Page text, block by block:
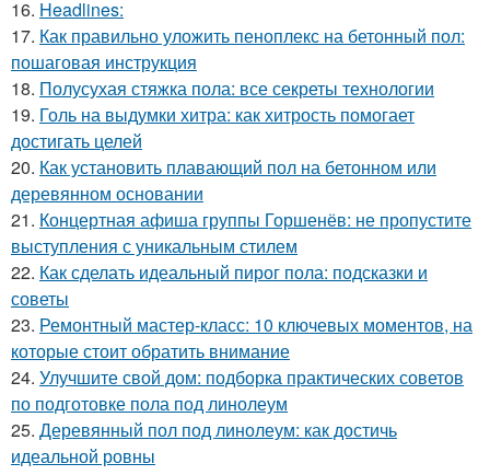
16. Headlines:
17. Как правильно уложить пеноплекс на бетонный пол:
пошаговая инструкция
18. Полусухая стяжка пола: все секреты технологии
19. Голь на выдумки хитра: как хитрость помогает
достигать целей
20. Как установить плавающий пол на бетонном или
деревянном основании
21. Концертная афиша группы Горшенёв: не пропустите
выступления с уникальным стилем
22. Как сделать идеальный пирог пола: подсказки и
советы
23. Ремонтный мастер-класс: 10 ключевых моментов, на
которые стоит обратить внимание
24. Улучшите свой дом: подборка практических советов
по подготовке пола под линолеум
25. Деревянный пол под линолеум: как достичь
идеальной ровны